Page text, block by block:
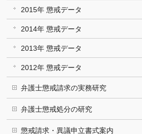
2015年 懲戒データ
2014年 懲戒データ
2013年 懲戒データ
2012年 懲戒データ
弁護士懲戒請求の実務研究
弁護士懲戒処分の研究
懲戒請求・異議申立書式案内